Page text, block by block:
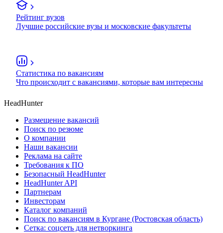
Рейтинг вузов
Лучшие российские вузы и московские факультеты
Статистика по вакансиям
Что происходит с вакансиями, которые вам интересны
HeadHunter
Размещение вакансий
Поиск по резюме
О компании
Наши вакансии
Реклама на сайте
Требования к ПО
Безопасный HeadHunter
HeadHunter API
Партнерам
Инвесторам
Каталог компаний
Поиск по вакансиям в Кургане (Ростовская область)
Сетка: соцсеть для нетворкинга